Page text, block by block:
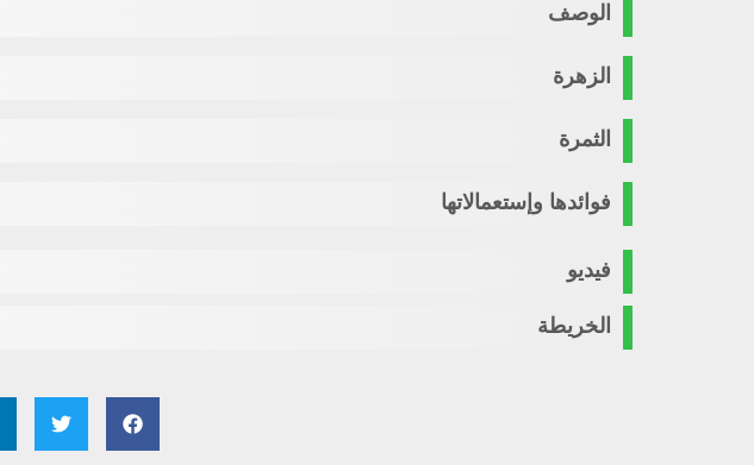
الوصف
الزهرة
الثمرة
فوائدها وإستعمالاتها
فيديو
الخريطة